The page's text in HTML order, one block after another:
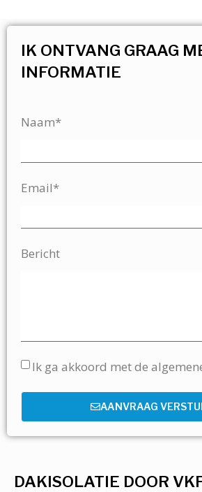
DAKISOLATIE DOOR
IK ONTVANG GRAAG
INFORMATIE
Naam*
Email*
Bericht
Ik ga akkoord met de
AANVRAAG